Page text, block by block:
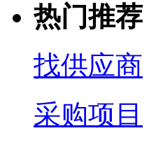
热门推荐
找供应商
采购项目